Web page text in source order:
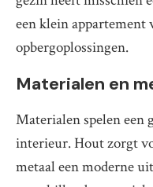
een klein appartement
opbergoplossingen.
Materialen en
Materialen spelen een
interieur. Hout zorgt
metaal een moderne